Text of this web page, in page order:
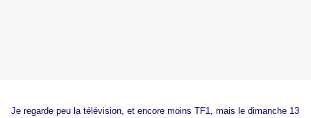
Je regarde peu la télévision, et encore moins TF1, mais le dimanche 13